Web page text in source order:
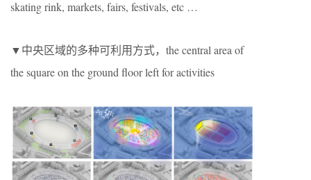
skating rink, markets, fairs, festivals, etc …
▼中央区域的多种可利用方式，the central area of
the square on the ground floor left for activities